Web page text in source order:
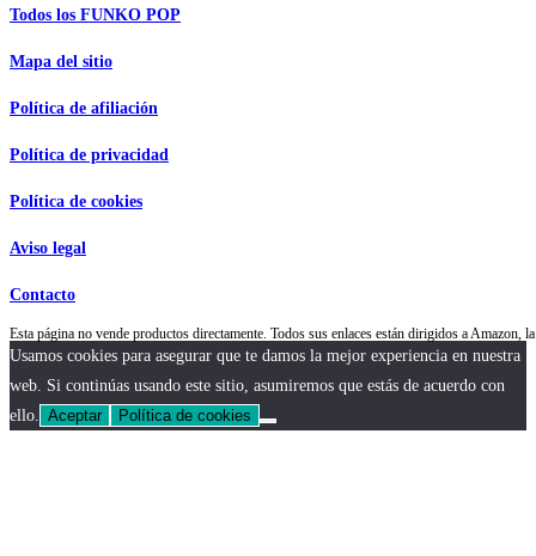
Todos los FUNKO POP
Mapa del sitio
Política de afiliación
Política de privacidad
Política de cookies
Aviso legal
Contacto
Esta página no vende productos directamente. Todos sus enlaces están dirigidos a
Usamos cookies para asegurar que te damos la mejor experiencia en nuestra
web. Si continúas usando este sitio, asumiremos que estás de acuerdo con
ello. Aceptar Política de cookies